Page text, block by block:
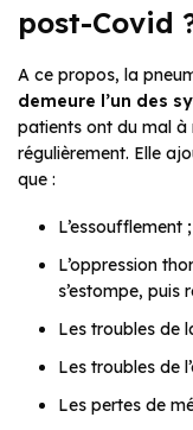
post-Covid
A ce propos, la
demeure l’un des
patients ont du mal à
régulièrement. Elle
que :
L’essoufflement ;
L’oppression
s’estompe, puis
Les troubles de
Les troubles de
Les pertes de